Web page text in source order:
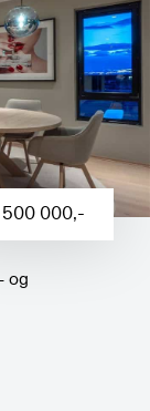
500 000,-
og